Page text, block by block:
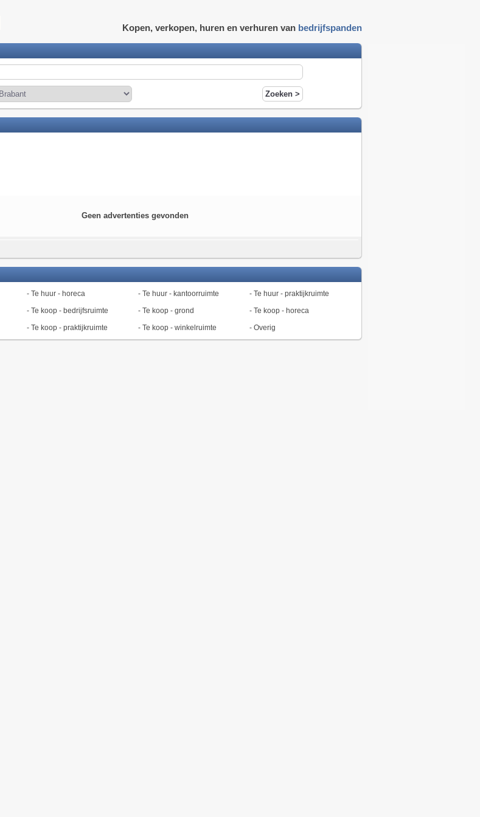
Kopen, verkopen, huren en verhuren van bedrijfspanden
Geen advertenties gevonden
- Te huur - horeca - Te huur - kantoorruimte - Te huur - praktijkruimte
- Te koop - bedrijfsruimte - Te koop - grond - Te koop - horeca
- Te koop - praktijkruimte - Te koop - winkelruimte - Overig